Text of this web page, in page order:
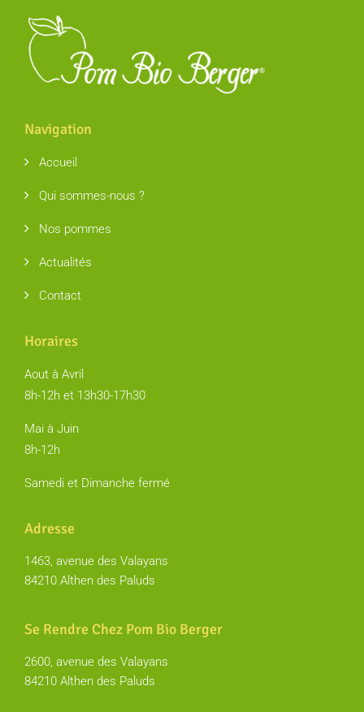
Navigation
Accueil
Qui sommes-nous ?
Nos pommes
Actualités
Contact
Horaires
Aout à Avril
8h-12h et 13h30-17h30
Mai à Juin
8h-12h
Samedi et Dimanche fermé
Adresse
1463, avenue des Valayans
84210 Althen des Paluds
Se Rendre Chez Pom Bio Berger
2600, avenue des Valayans
84210 Althen des Paluds